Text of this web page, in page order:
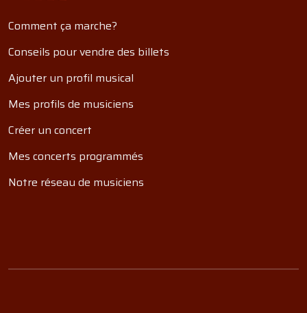
Comment ça marche?
Conseils pour vendre des billets
Ajouter un profil musical
Mes profils de musiciens
Créer un concert
Mes concerts programmés
Notre réseau de musiciens